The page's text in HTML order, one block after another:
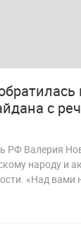
с
РФ Валерия
народу и
«Над вами